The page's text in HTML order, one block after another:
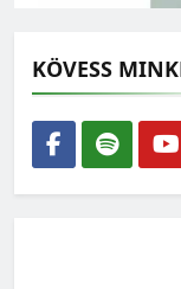
Amikor az
Nikolettel
KÖVESS